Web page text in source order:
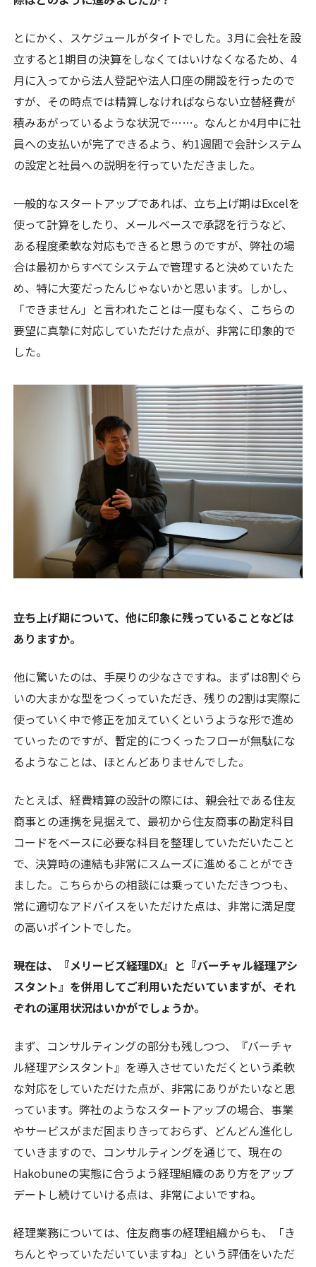
とにかく、スケジュールがタイトでした。3月に会社を設
立すると1期目の決算をしなくてはいけなくなるため、4
月に入ってから法人登記や法人口座の開設を行ったので
すが、その時点では精算しなければならない立替経費が
積みあがっているような状況で……。なんとか4月中に社
員への支払いが完了できるよう、約1週間で会計システム
の設定と社員への説明を行っていただきました。
一般的なスタートアップであれば、立ち上げ期はExcelを
使って計算をしたり、メールベースで承認を行うなど、
ある程度柔軟な対応もできると思うのですが、弊社の場
合は最初からすべてシステムで管理すると決めていたた
め、特に大変だったんじゃないかと思います。しかし、
「できません」と言われたことは一度もなく、こちらの
要望に真摯に対応していただけた点が、非常に印象的で
した。
――立ち上げ期について、他に印象に残っていることなどは
ありますか。
他に驚いたのは、手戻りの少なさですね。まずは8割ぐら
いの大まかな型をつくっていただき、残りの2割は実際に
使っていく中で修正を加えていくというような形で進め
ていったのですが、暫定的につくったフローが無駄にな
るようなことは、ほとんどありませんでした。
たとえば、経費精算の設計の際には、親会社である住友
商事との連携を見据えて、最初から住友商事の勘定科目
コードをベースに必要な科目を整理していただいたこと
で、決算時の連結も非常にスムーズに進めることができ
ました。こちらからの相談には乗っていただきつつも、
常に適切なアドバイスをいただけた点は、非常に満足度
の高いポイントでした。
――現在は、『メリービズ経理DX』と『バーチャル経理アシ
スタント』を併用してご利用いただいていますが、それ
ぞれの運用状況はいかがでしょうか。
まず、コンサルティングの部分も残しつつ、『バーチャ
ル経理アシスタント』を導入させていただくという柔軟
な対応をしていただけた点が、非常にありがたいなと思
っています。弊社のようなスタートアップの場合、事業
やサービスがまだ固まりきっておらず、どんどん進化し
ていきますので、コンサルティングを通じて、現在の
Hakobuneの実態に合うよう経理組織のあり方をアップ
デートし続けていける点は、非常によいですね。
経理業務については、住友商事の経理組織からも、「き
ちんとやっていただいていますね」という評価をいただ